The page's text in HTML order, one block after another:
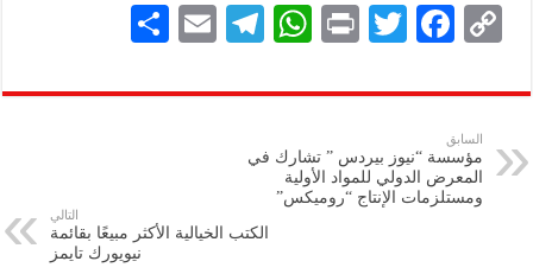
C
p
y
Li
n
F
eb
k
T
tt
P
nt
W
at
A
p
Te
gr
E
ai
ar
السابق
مؤسسة “نيوز بيردس ” تشارك في
المعرض الدولي للمواد الأولية
ومستلزمات الإنتاج “روميكس”
التالي
الكتب الخيالية الأكثر مبيعًا بقائمة
نيويورك تايمز